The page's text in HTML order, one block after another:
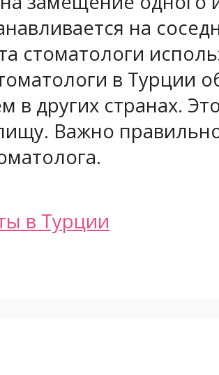
на
стоматологи
в Турции
в других странах.
Важно
в Турции